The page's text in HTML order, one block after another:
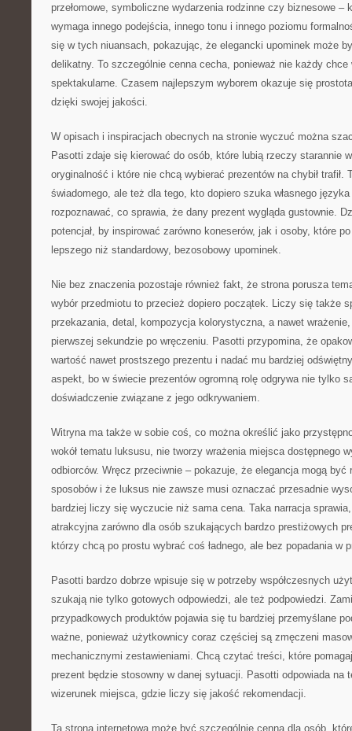
przełomowe, symboliczne wydarzenia rodzinne czy biznesowe
wymaga innego podejścia, innego tonu i innego poziomu
się w tych niuansach, pokazując, że elegancki upominek może
delikatny. To szczególnie cenna cecha, ponieważ nie każdy chce
spektakularne. Czasem najlepszym wyborem okazuje się
dzięki swojej jakości.
W opisach i inspiracjach obecnych na stronie wyczuć można
Pasotti zdaje się kierować do osób, które lubią rzeczy starannie
oryginalność i które nie chcą wybierać prezentów na chybił trafił.
świadomego, ale też dla tego, kto dopiero szuka własnego
rozpoznawać, co sprawia, że dany prezent wygląda gustownie.
potencjał, by inspirować zarówno koneserów, jak i osoby, które
lepszego niż standardowy, bezosobowy upominek.
Nie bez znaczenia pozostaje również fakt, że strona porusza
wybór przedmiotu to przecież dopiero początek. Liczy się także
przekazania, detal, kompozycja kolorystyczna, a nawet
pierwszej sekundzie po wręczeniu. Pasotti przypomina, że
wartość nawet prostszego prezentu i nadać mu bardziej
aspekt, bo w świecie prezentów ogromną rolę odgrywa nie tylko
doświadczenie związane z jego odkrywaniem.
Witryna ma także w sobie coś, co można określić jako
wokół tematu luksusu, nie tworzy wrażenia miejsca dostępnego
odbiorców. Wręcz przeciwnie – pokazuje, że elegancja mogą być
sposobów i że luksus nie zawsze musi oznaczać przesadnie
bardziej liczy się wyczucie niż sama cena. Taka narracja
atrakcyjna zarówno dla osób szukających bardzo prestiżowych
którzy chcą po prostu wybrać coś ładnego, ale bez popadania w
Pasotti bardzo dobrze wpisuje się w potrzeby współczesnych
szukają nie tylko gotowych odpowiedzi, ale też podpowiedzi.
przypadkowych produktów pojawia się tu bardziej przemyślane
ważne, ponieważ użytkownicy coraz częściej są zmęczeni
mechanicznymi zestawieniami. Chcą czytać treści, które
prezent będzie stosowny w danej sytuacji. Pasotti odpowiada na
wizerunek miejsca, gdzie liczy się jakość rekomendacji.
Ta strona internetowa może być szczególnie cenna dla osób,